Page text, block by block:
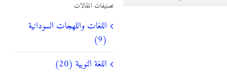
تصنيفات المقالات
اللغات واللهجات السودانية
(9)
اللغة النوبية (20)